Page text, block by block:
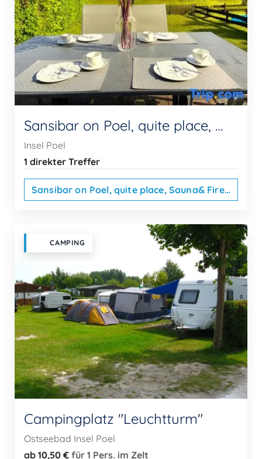
Sansibar on Poel, quite place, Sauna& Fireplace and only 700m to ...
Insel Poel
1 direkter Treffer
Sansibar on Poel, quite place, Sauna& Fireplace and only 700m to ...
CAMPING
Campingplatz "Leuchtturm"
Ostseebad Insel Poel
ab 10,50 € für 1 Pers. im Zelt